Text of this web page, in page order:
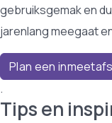
gebruiksgemak en
jarenlang meegaat
Plan een
.
Tips en